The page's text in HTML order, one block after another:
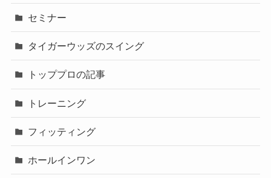
セミナー
タイガーウッズのスイング
トッププロの記事
トレーニング
フィッティング
ホールインワン